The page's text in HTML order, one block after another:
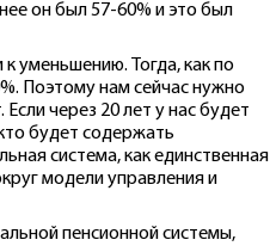
он был 57-60% и это был
уменьшению. Тогда, как по
Поэтому нам сейчас нужно
через 20 лет у нас будет
будет содержать
система, как единственная
модели управления и
пенсионной системы,